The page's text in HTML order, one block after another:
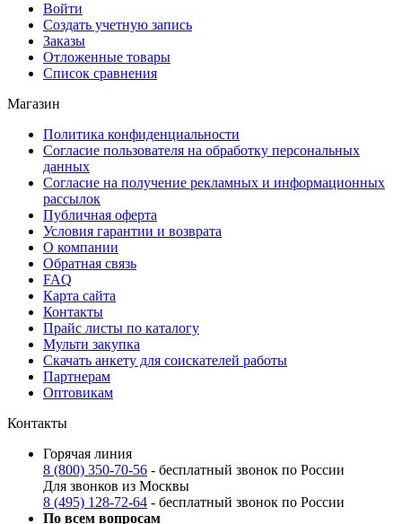
Войти
Создать учетную запись
Заказы
Отложенные товары
Список сравнения
Магазин
Политика конфиденциальности
Согласие пользователя на обработку персональных
данных
Согласие на получение рекламных и информационных
рассылок
Публичная оферта
Условия гарантии и возврата
О компании
Обратная связь
FAQ
Карта сайта
Контакты
Прайс листы по каталогу
Мульти закупка
Скачать анкету для соискателей работы
Партнерам
Оптовикам
Контакты
Горячая линия
8 (800) 350-70-56 - бесплатный звонок по России
Для звонков из Москвы
8 (495) 128-72-64 - бесплатный звонок по России
По всем вопросам